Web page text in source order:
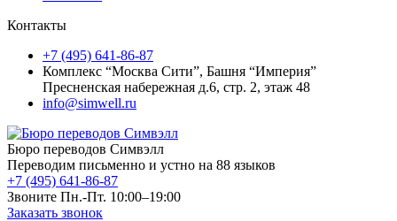
Контакты
+7 (495) 641-86-87
Комплекс “Москва Сити”, Башня “Империя”
Пресненская набережная д.6, стр. 2, этаж 48
info@simwell.ru
Бюро переводов Симвэлл
Переводим письменно и устно на 88 языков
+7 (495) 641-86-87
Звоните Пн.-Пт. 10:00–19:00
Заказать звонок